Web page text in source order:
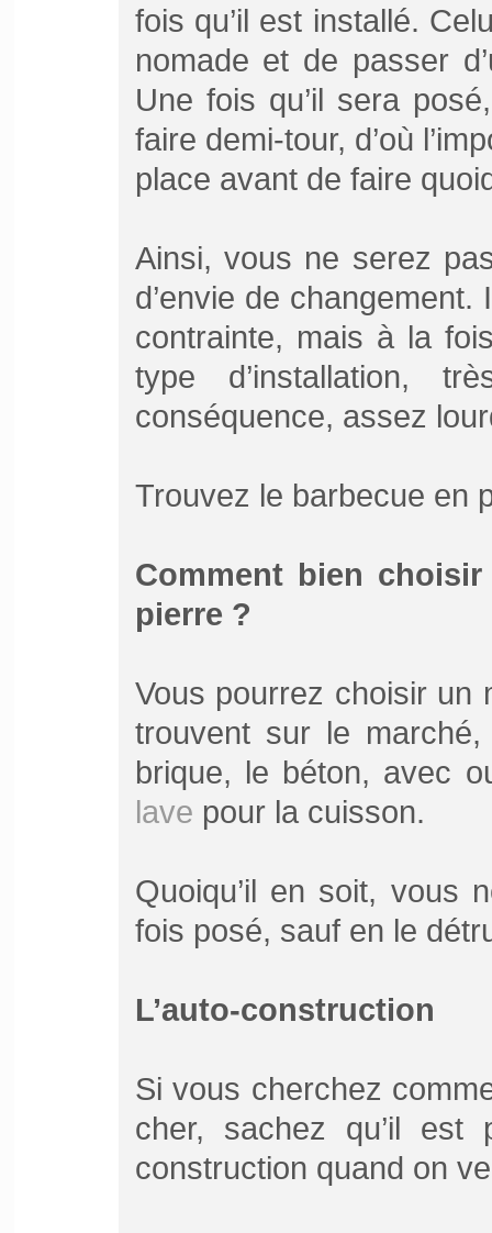
fois qu’il est installé.
nomade et de passer
Une fois qu’il sera
faire demi-tour, d’où
place avant de faire
Ainsi, vous ne serez
d’envie de
contrainte, mais à la
type d’installation,
conséquence, assez
Trouvez le barbecue en
Comment bien
pierre ?
Vous pourrez choisir un
trouvent sur le
brique, le béton, avec
lave pour la cuisson.
Quoiqu’il en soit, vous
fois posé, sauf en le
L’auto-construction
Si vous cherchez
cher, sachez qu’il est
construction quand on